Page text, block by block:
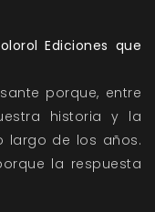
Ediciones que
porque, entre
historia y la
largo de los años.
la respuesta